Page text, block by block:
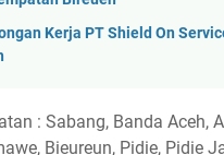
Kerja PT Shield On
: Sabang, Banda Aceh,
Bieureun, Pidie, Pidie